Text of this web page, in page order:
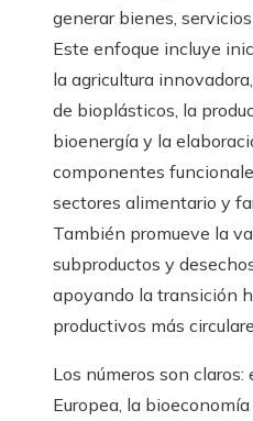
generar bienes,
Este enfoque incluye
la agricultura
de bioplásticos, la
bioenergía y la
componentes
sectores alimentario y
También promueve la
subproductos y
apoyando la transición
productivos más
Los números son claros:
Europea, la